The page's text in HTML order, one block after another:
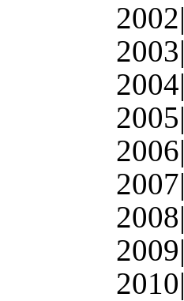
2002|
2003|
2004|
2005|
2006|
2007|
2008|
2009|
2010|